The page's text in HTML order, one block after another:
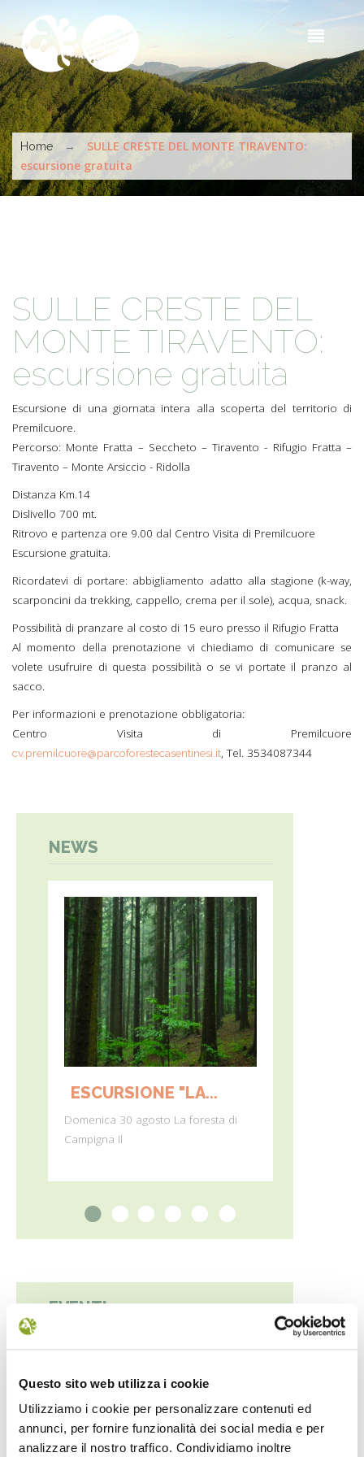
Questo sito web utilizza i cookie
Utilizziamo i cookie per personalizzare contenuti ed
annunci, per fornire funzionalità dei social media e per
analizzare il nostro traffico. Condividiamo inoltre
Tu sei qui
Home →
SULLE CRESTE DEL MONTE TIRAVENTO:
escursione gratuita
SULLE CRESTE DEL
MONTE TIRAVENTO:
escursione gratuita
Escursione di una giornata intera alla scoperta del territorio di
Premilcuore.
Percorso: Monte Fratta – Seccheto – Tiravento - Rifugio Fratta –
Tiravento – Monte Arsiccio - Ridolla
Distanza Km.14
Dislivello 700 mt.
Ritrovo e partenza ore 9.00 dal Centro Visita di Premilcuore
Escursione gratuita.
Ricordatevi di portare: abbigliamento adatto alla stagione (k-way,
scarponcini da trekking, cappello, crema per il sole), acqua, snack.
Possibilità di pranzare al costo di 15 euro presso il Rifugio Fratta
Al momento della prenotazione vi chiediamo di comunicare se
volete usufruire di questa possibilità o se vi portate il pranzo al
sacco.
Per informazioni e prenotazione obbligatoria:
Centro Visita di Premilcuore
cv.premilcuore@parcoforestecasentinesi.it, Tel. 3534087344
NEWS
ESCURSIONE "LA...
Domenica 30 agosto La foresta di
Campigna Il
1 2 3 4 5 6
EVENTI
9. Agosto 2026
all'Antica Farmacia con i frati
9. Agosto 2026